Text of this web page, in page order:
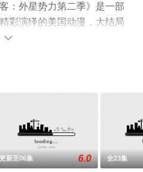
：外星势力第二季》是一部
彩演绎的美国动漫，大结局
免费观看高清无删减完整版
解。

更新至06集 6.0 全23集